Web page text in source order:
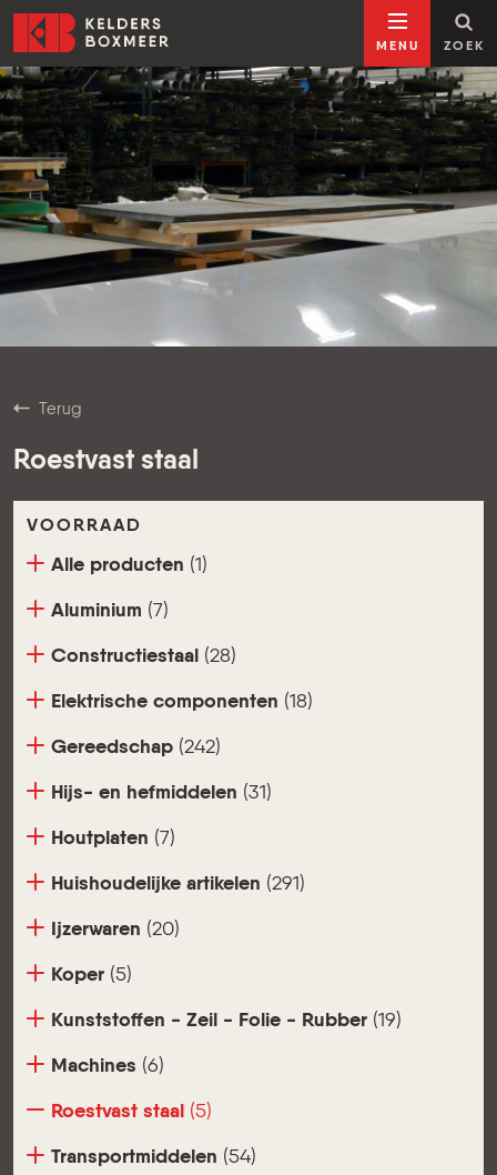
Ga naar inhoud
Kelders Boxmeer
MENU ZOEK
Terug
Roestvast staal
VOORRAAD
Alle producten (1)
Aluminium (7)
Constructiestaal (28)
Elektrische componenten (18)
Gereedschap (242)
Hijs- en hefmiddelen (31)
Houtplaten (7)
Huishoudelijke artikelen (291)
Ijzerwaren (20)
Koper (5)
Kunststoffen - Zeil - Folie - Rubber (19)
Machines (6)
Roestvast staal (5)
Transportmiddelen (54)